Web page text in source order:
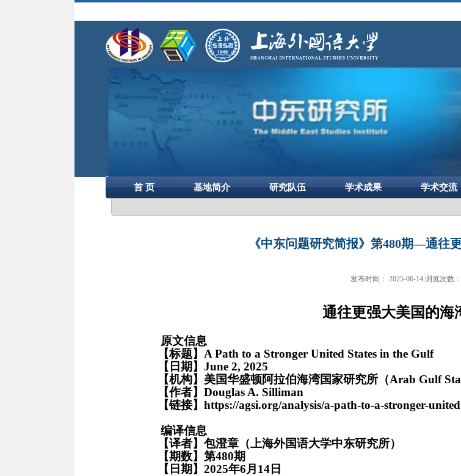
首 页 基地简介 研究队伍 学术成果 学术交流
《中东问题研究简报》第480期—通往
发布时间： 2025-06-14 浏览次数：
通往更强大美国的海
原文信息
【标题】 A Path to a Stronger United States in the Gulf
【日期】 June 2, 2025
【机构】 美国华盛顿阿拉伯海湾国家研究所（Arab Gulf
【作者】 Douglas A. Silliman
【链接】 https://agsi.org/analysis/a-path-to-a-stronger-
编译信息
【译者】包澄章（上海外国语大学中东研究所）
【期数】第480期
【日期】 2025年6月 14 日